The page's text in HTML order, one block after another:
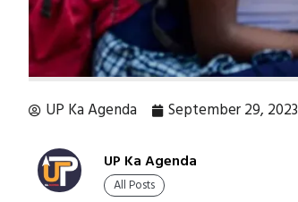
UP Ka Agenda September 29, 2023
UP Ka Agenda
All Posts